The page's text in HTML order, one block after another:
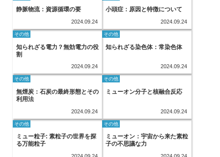
静脈物流：資源循環の要
2024.09.24
小頭症：原因と特徴について
2024.09.24
その他
知られざる電力？無効電力の役
割
2024.09.24
その他
知られざる染色体：常染色体
2024.09.24
その他
無煙炭：石炭の最終形態とその
利用法
2024.09.24
その他
ミューオン分子と核融合反応
2024.09.24
その他
ミュー粒子: 素粒子の世界を探
る万能粒子
その他
ミューオン：宇宙から来た素粒
子の不思議な力